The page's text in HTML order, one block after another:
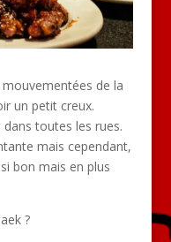
de la
un petit creux.
toutes les rues.
mais cependant,
bon mais en plus
?